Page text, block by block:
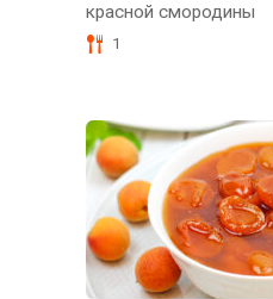
красной смородины
1